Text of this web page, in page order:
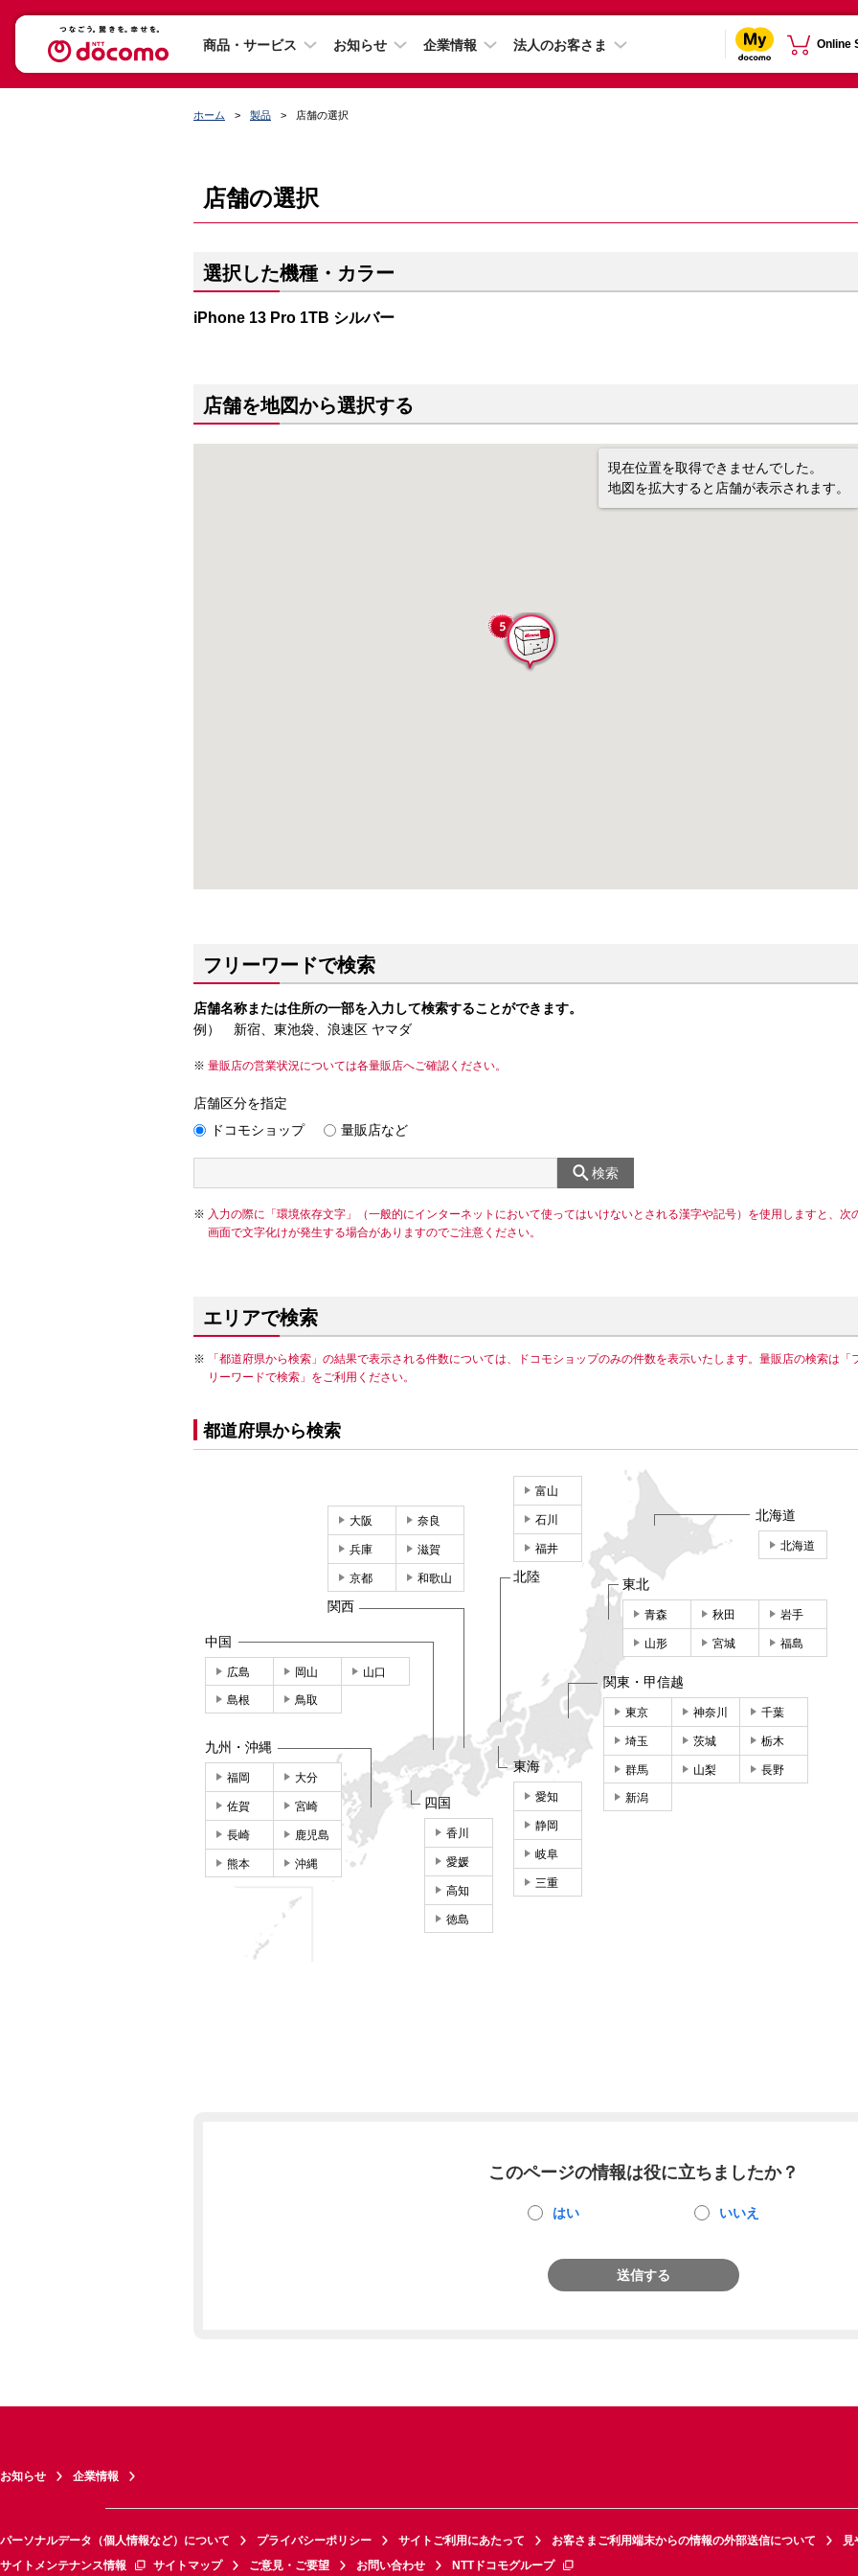
商品・サービス お知らせ 企業情報 法人のお客さま Online
ホーム 製品 店舗の選択
店舗の選択
選択した機種・カラー
iPhone 13 Pro 1TB シルバー
店舗を地図から選択する
現在位置を取得できませんでした。
地図を拡大すると店舗が表示されます。
フリーワードで検索
店舗名称または住所の一部を入力して検索することができます。
例） 新宿、東池袋、浪速区 ヤマダ
量販店の営業状況については各量販店へご確認ください。
店舗区分を指定
ドコモショップ
量販店など
検索
入力の際に「環境依存文字」（一般的にインターネットにおいて使ってはいけないとされる漢字や記号）を使用しますと、次
画面で文字化けが発生する場合がありますのでご注意ください。
エリアで検索
「都道府県から検索」の結果で表示される件数については、ドコモショップのみの件数を表示いたします。量販店の検索は「
リーワードで検索」をご利用ください。
都道府県から検索
北海道
北海道
東北
青森 秋田 岩手
山形 宮城 福島
関東・甲信越
東京 神奈川 千葉
埼玉 茨城 栃木
群馬 山梨 長野
新潟
東海
愛知
静岡
岐阜
三重
富山
石川
福井
北陸
大阪 奈良
兵庫 滋賀
京都 和歌山
関西
中国
広島 岡山 山口
島根 鳥取
四国
香川
愛媛
高知
徳島
九州・沖縄
福岡 大分
佐賀 宮崎
長崎 鹿児島
熊本 沖縄
このページの情報は役に立ちましたか？
はい いいえ
送信する
お知らせ 企業情報
パーソナルデータ（個人情報など）について プライバシーポリシー サイトご利用にあたって お客さまご利用端末からの情報の外部送信について
見
サイトメンテナンス情報
サイトマップ ご意見・ご要望 お問い合わせ NTTドコモグループ